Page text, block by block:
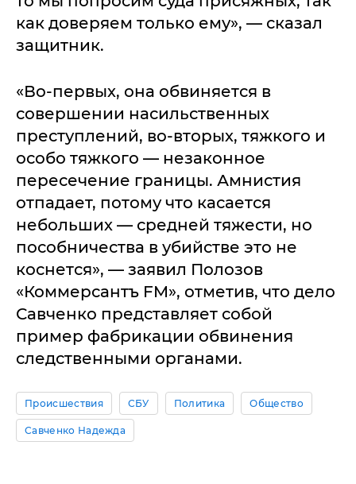
как доверяем только ему», — сказал
защитник.
«Во-первых, она обвиняется в
совершении насильственных
преступлений, во-вторых, тяжкого и
особо тяжкого — незаконное
пересечение границы. Амнистия
отпадает, потому что касается
небольших — средней тяжести, но
пособничества в убийстве это не
коснется», — заявил Полозов
«Коммерсантъ FM», отметив, что дело
Савченко представляет собой
пример фабрикации обвинения
следственными органами.
Происшествия СБУ Политика Общество
Савченко Надежда